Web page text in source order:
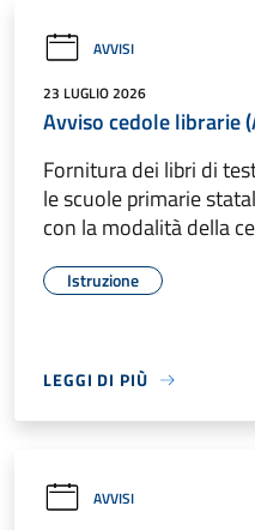
AVVISI
23 LUGLIO 2026
Avviso cedole librarie
Fornitura dei libri di
le scuole primarie
con la modalità della
Istruzione
LEGGI DI PIÙ
AVVISI